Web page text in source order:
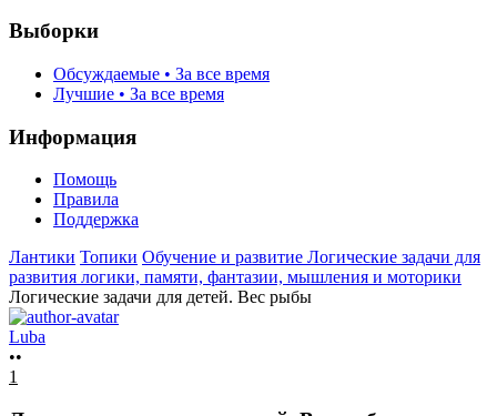
Выборки
Обсуждаемые • За все время
Лучшие • За все время
Информация
Помощь
Правила
Поддержка
Лантики Топики Обучение и развитие Логические задачи для
развития логики, памяти, фантазии, мышления и моторики
Логические задачи для детей. Вес рыбы
Luba
••
1